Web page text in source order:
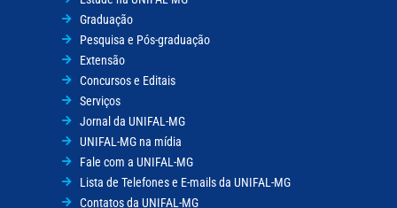
Graduação
Pesquisa e Pós-graduação
Extensão
Concursos e Editais
Serviços
Jornal da UNIFAL-MG
UNIFAL-MG na mídia
Fale com a UNIFAL-MG
Lista de Telefones e E-mails da UNIFAL-MG
Contatos da UNIFAL-MG